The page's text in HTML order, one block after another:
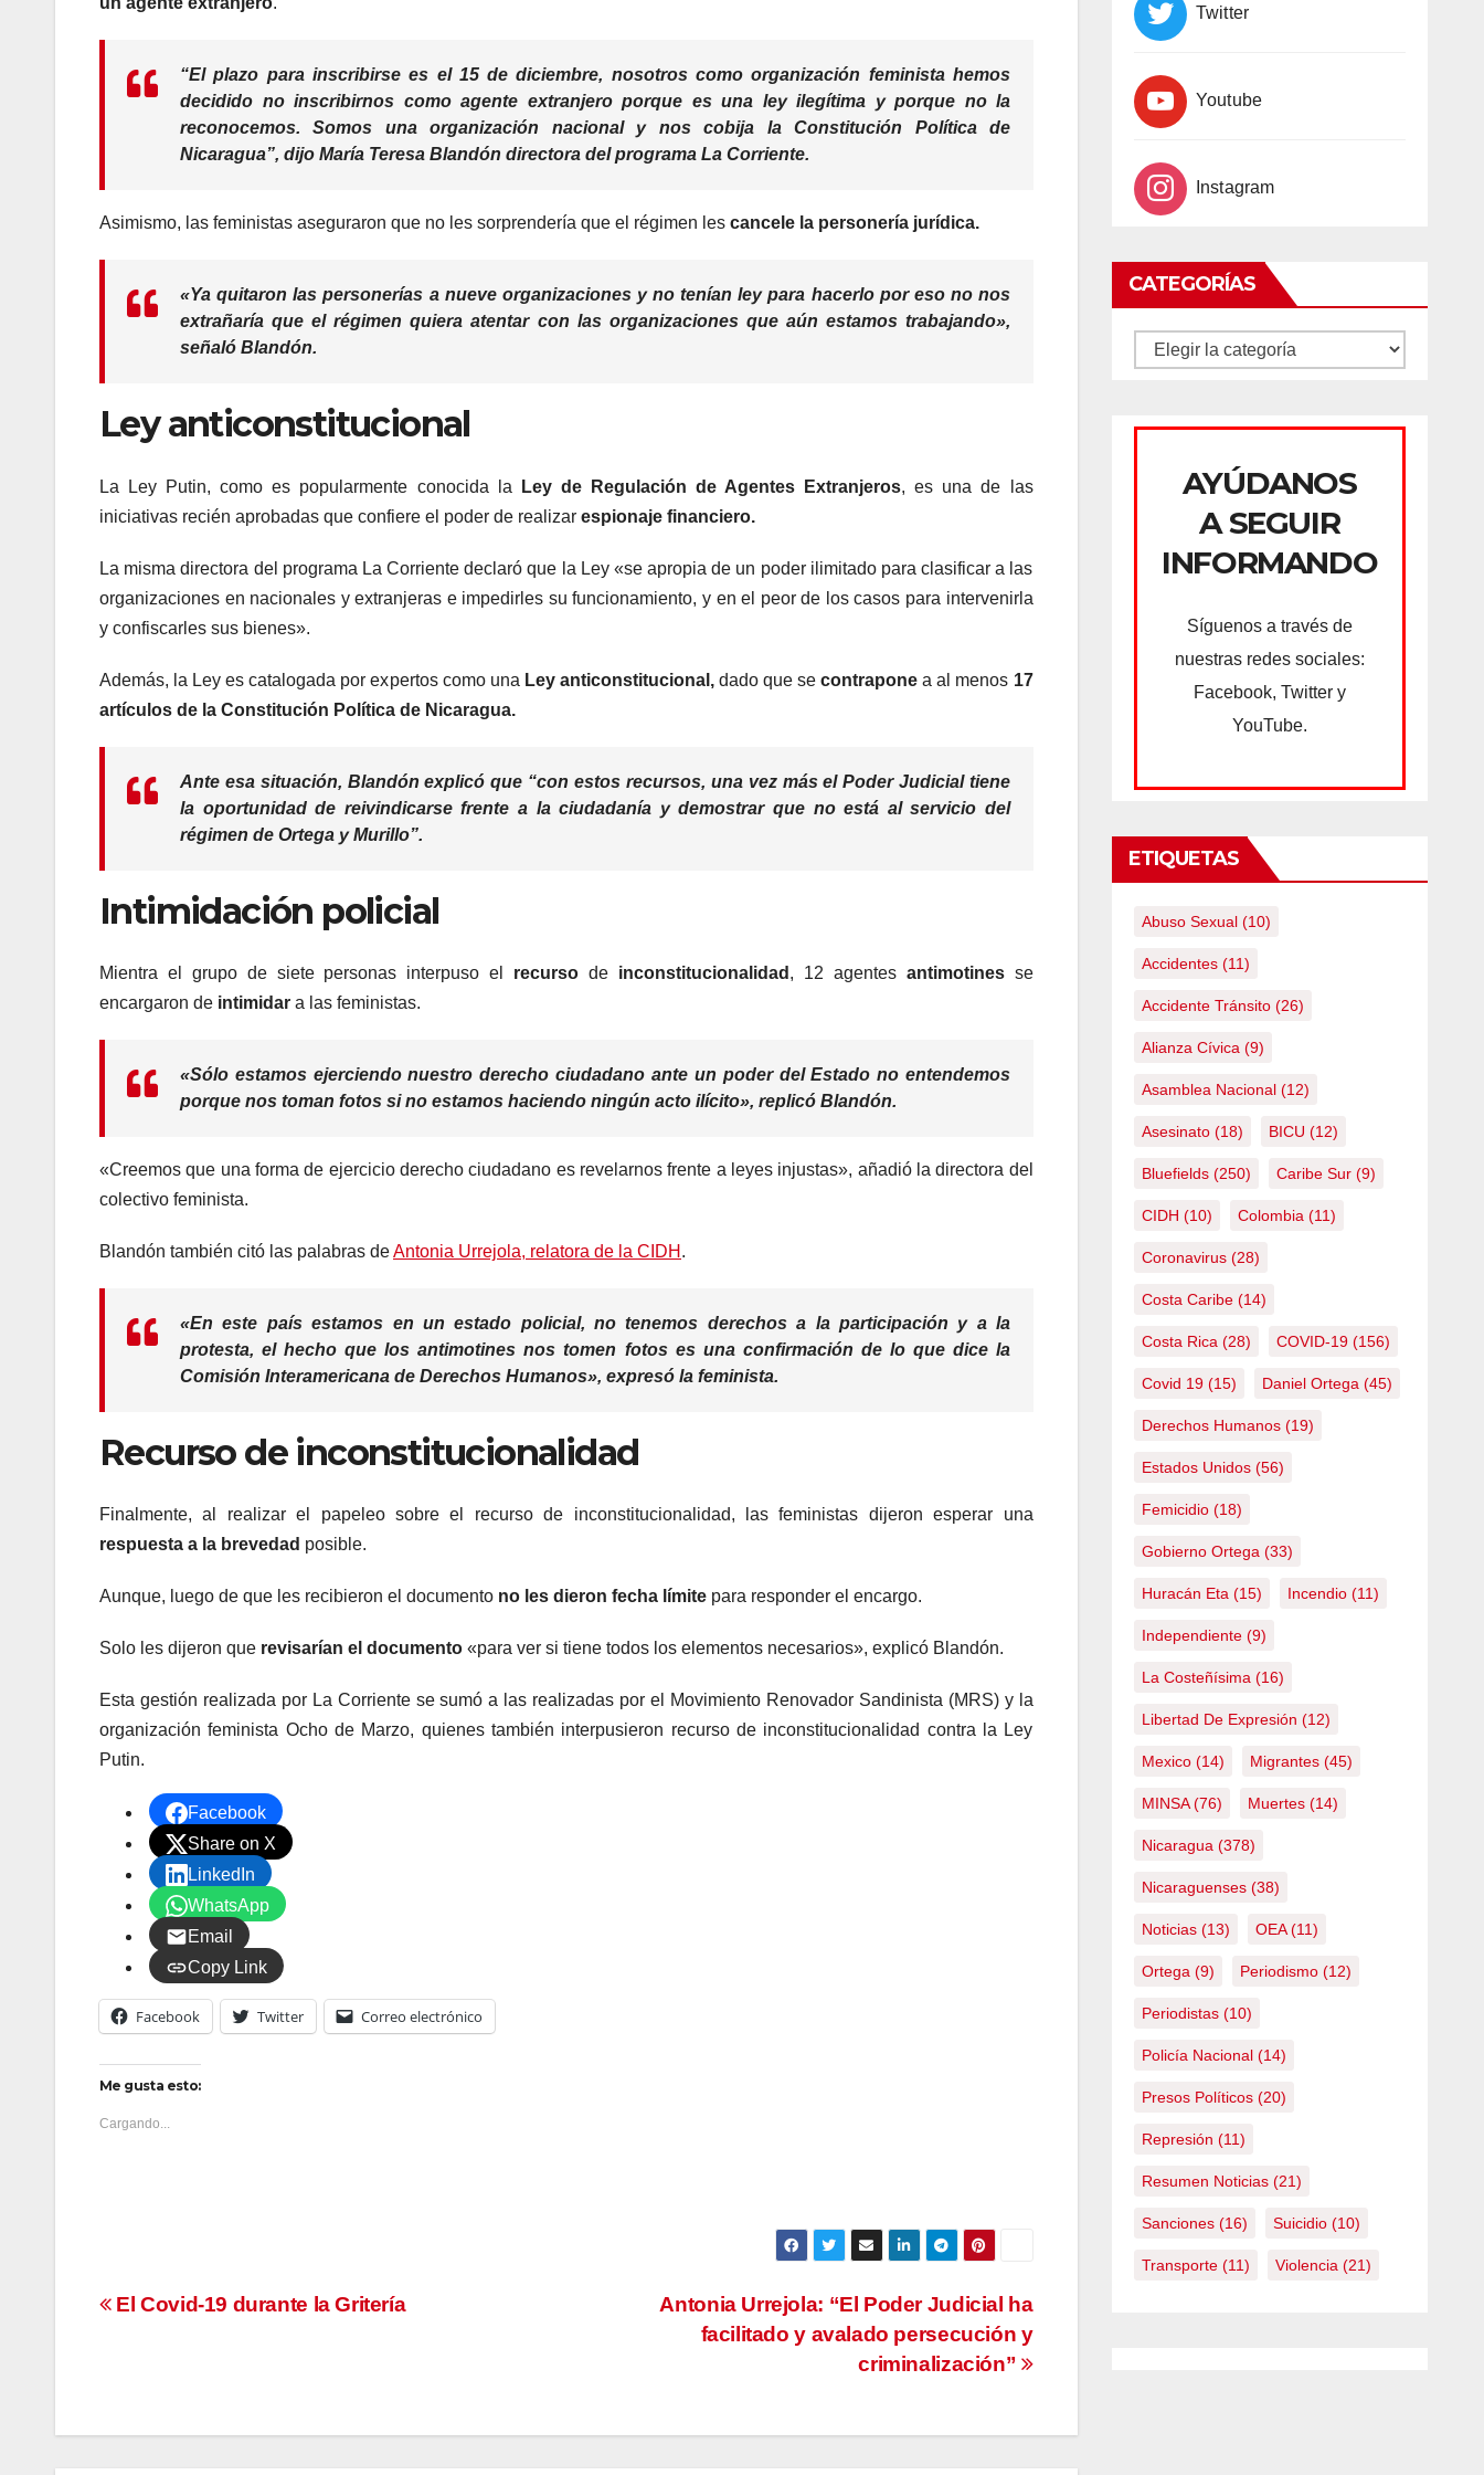
“El plazo para inscribirse es el 15 de diciembre, nosotros como organización feminista hemos
decidido no inscribirnos como agente extranjeroporque es una ley ilegítima y porque no la
reconocemos. Somos una organización nacional y nos cobija la Constitución Política de
Nicaragua”, dijo María Teresa Blandón directora del programa La Corriente.
Asimismo, las feministas aseguraron que no les sorprendería que el régimen les cancele la personería jurídica.
«Ya quitaron las personerías a nueve organizaciones y no tenían ley para hacerlo por eso no nos
extrañaría que elrégimenquieraatentar con las organizaciones que aún estamos trabajando»,
señaló Blandón.
Ley anticonstitucional
La Ley Putin, como es popularmente conocida la Ley de Regulación de Agentes Extranjeros, es una de las
iniciativas recién aprobadas que confiere el poder de realizar espionaje financiero.
La misma directora del programa La Corriente declaró que la Ley «se apropia de un poder ilimitado para clasificar a las
organizaciones en nacionales y extranjeras e impedirles su funcionamiento, y en el peor de los casos para intervenirla
y confiscarles sus bienes».
Además, la Ley es catalogada por expertos como una Ley anticonstitucional,dado que secontraponea al menos 17
artículos de la Constitución Política de Nicaragua.
Ante esa situación, Blandón explicó que “con estos recursos, una vez más el Poder Judicial tiene
la oportunidad de reivindicarse frente a la ciudadanía y demostrar que no está al servicio del
régimen de Ortega y Murillo”.
Intimidación policial
Mientra el grupo de siete personas interpuso el recursode inconstitucionalidad , 12 agentes antimotines se
encargaron de intimidar a las feministas.
«Sólo estamos ejerciendo nuestroderecho ciudadanoante un poder del Estado no entendemos
porque nos toman fotos si no estamos haciendo ningún acto ilícito», replicó Blandón.
«Creemos que una forma de ejercicio derecho ciudadano es revelarnos frente a leyes injustas», añadió la directora del
colectivo feminista.
Blandón también citó las palabras deAntonia Urrejola, relatora de la CIDH .
«En este país estamos en un estado policial, no tenemos derechos a la participación y a la
protesta, el hecho que los antimotines nos tomen fotos es una confirmación de lo que dice la
Comisión Interamericana de Derechos Humanos», expresó la feminista.
Recurso de inconstitucionalidad
Finalmente, al realizar el papeleo sobre el recurso de inconstitucionalidad, las feministas dijeron esperar una
respuesta a la brevedad posible.
Aunque, luego de que les recibieron el documento no les dieron fecha límite para responder el encargo.
Solo les dijeron que revisarían el documento «para ver si tiene todos los elementos necesarios», explicó Blandón.
Esta gestión realizada por La Corriente se sumó a las realizadas por el Movimiento Renovador Sandinista (MRS) y la
organización feminista Ocho de Marzo, quienes también interpusieron recurso de inconstitucionalidad contra la Ley
Putin.
Facebook
Share on X
LinkedIn
WhatsApp
Email
Copy Link
Facebook Twitter Correo electrónico
Me gusta esto:
Cargando...
Navegación
Antonia Urrejola: “El Poder Judicial ha
facilitado y avalado persecución y
criminalización”
El Covid-19 durante la Gritería
Twitter
Youtube
Instagram
CATEGORÍAS
CATEGORÍAS
AYÚDANOS
A SEGUIR
INFORMANDO
Síguenos a través de
nuestras redes sociales:
Facebook, Twitter y
YouTube.
ETIQUETAS
Abuso Sexual(10)
Accidentes(11)
Accidente Tránsito(26)
Alianza Cívica (9)
Asamblea Nacional(12)
Asesinato(18) BICU (12)
Bluefields(250) Caribe Sur(9)
CIDH (10) Colombia (11)
Coronavirus(28)
Costa Caribe(14)
Costa Rica (28) COVID-19(156)
Covid 19(15) Daniel Ortega (45)
Derechos Humanos(19)
Estados Unidos(56)
Femicidio(18)
Gobierno Ortega (33)
Huracán Eta (15) Incendio(11)
Independiente(9)
La Costeñísima (16)
Libertad De Expresión (12)
Mexico(14) Migrantes(45)
MINSA(76) Muertes(14)
Nicaragua (378)
Nicaraguenses(38)
Noticias(13) OEA(11)
Ortega (9) Periodismo(12)
Periodistas(10)
Policía Nacional(14)
Presos Políticos(20)
Represión (11)
Resumen Noticias(21)
Sanciones(16) Suicidio(10)
Transporte(11) Violencia (21)